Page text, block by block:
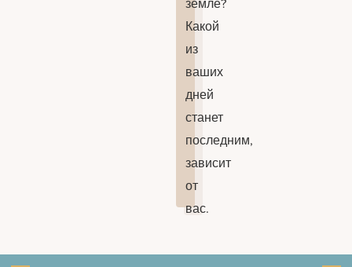
Какой
из
ваших
дней
станет
последним,
зависит
от
вас.